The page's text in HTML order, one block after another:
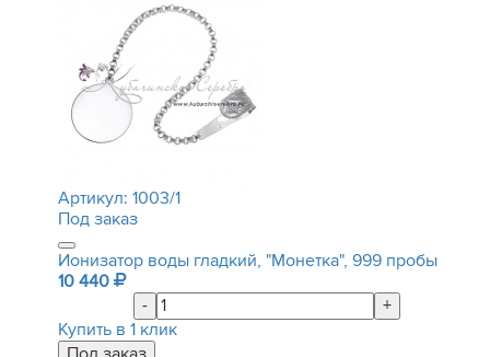
Артикул: 1003/1
Под заказ
Ионизатор воды гладкий, "Монетка", 999 пробы
10 440
-
+
Купить в 1 клик